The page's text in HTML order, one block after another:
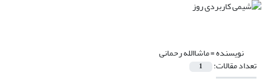
نویسنده =ماشاالله رحمانی
تعداد مقالات: 1